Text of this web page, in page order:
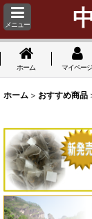
メニュー
ホーム マイページ
ホーム > おすすめ商品